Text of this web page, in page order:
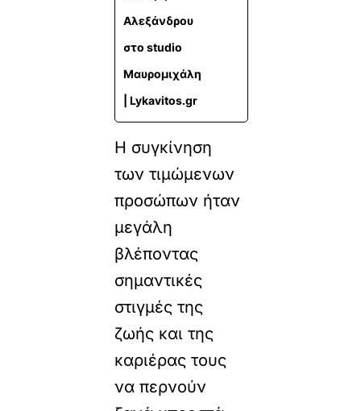
Αλεξάνδρου
στο studio
Μαυρομιχάλη
| Lykavitos.gr
Η συγκίνηση
των τιμώμενων
προσώπων ήταν
μεγάλη
βλέποντας
σημαντικές
στιγμές της
ζωής και της
καριέρας τους
να περνούν